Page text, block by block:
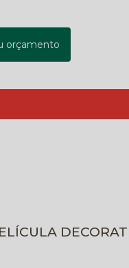
orçamento
PELÍCULA